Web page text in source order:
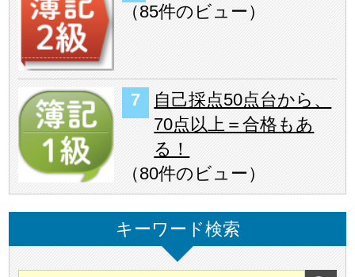
（85件のビュー ）
自己採点50点台から、
70点以上＝合格もあ
る！
（80件のビュー ）
キーワード検索